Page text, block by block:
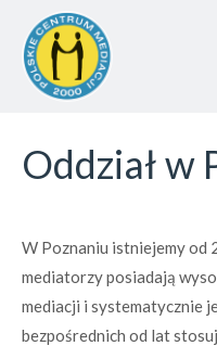
Oddział w
W Poznaniu istniejemy od
mediatorzy posiadają
mediacji i systematycznie
bezpośrednich od lat